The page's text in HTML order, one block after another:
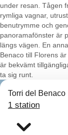
under resan. Tågen
rymliga vagnar,
benutrymme och
panoramafönster är
längs vägen. En
Benaco till Florens
är bekvämt
ta sig runt.
Torri del Benaco
1 station